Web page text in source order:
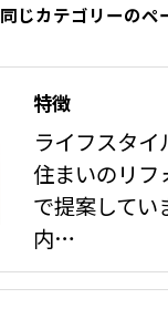
同じカテゴリーのペ
特徴
ライフスタ
住まいのリフ
で提案してい
内…